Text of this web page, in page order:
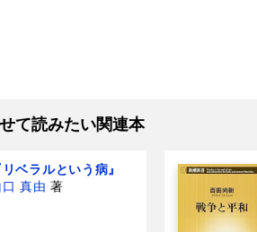
て読みたい関連本
リベラルという病』
口 真由 著